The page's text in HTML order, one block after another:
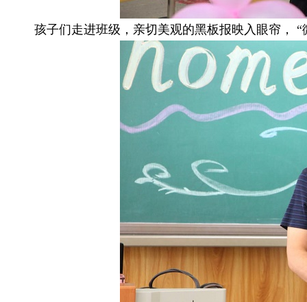
孩子们走进班级，亲切美观的黑板报映入眼帘，